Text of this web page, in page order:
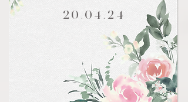
20.04.24